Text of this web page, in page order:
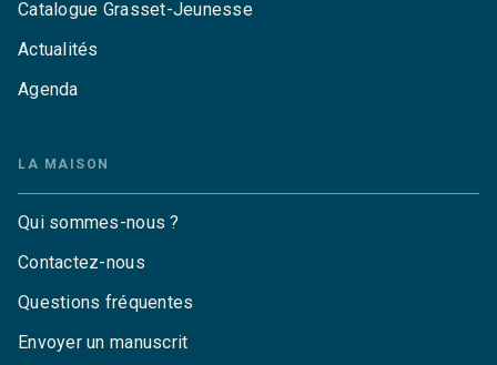
Catalogue Grasset-Jeunesse
Actualités
Agenda
LA MAISON
Qui sommes-nous ?
Contactez-nous
Questions fréquentes
Envoyer un manuscrit